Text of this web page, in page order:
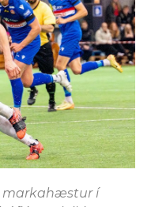
markahæstur í